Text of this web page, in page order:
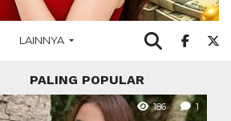
LAINNYA
PALING POPULAR
186 1